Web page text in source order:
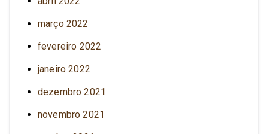
março 2022
fevereiro 2022
janeiro 2022
dezembro 2021
novembro 2021